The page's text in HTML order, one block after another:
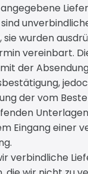
sie wurden
vereinbart.
der
der vom
Eingang einer
verbindliche